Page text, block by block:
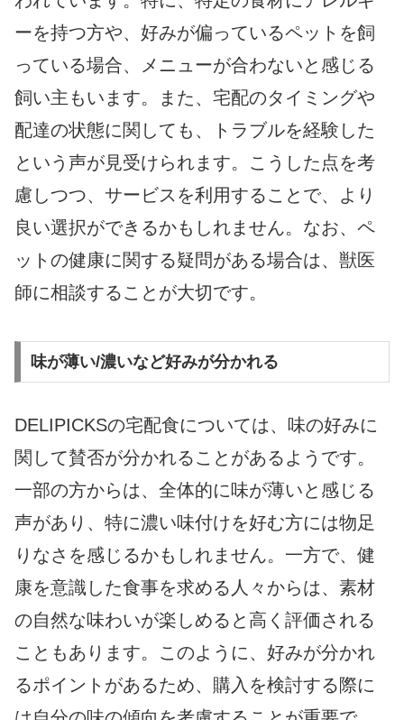
ーを持つ方や、好みが偏っているペットを飼
っている場合、メニューが合わないと感じる
飼い主もいます。また、宅配のタイミングや
配達の状態に関しても、トラブルを経験した
という声が見受けられます。こうした点を考
慮しつつ、サービスを利用することで、より
良い選択ができるかもしれません。なお、ペ
ットの健康に関する疑問がある場合は、獣医
師に相談することが大切です。
味が薄い/濃いなど好みが分かれる
DELIPICKSの宅配食については、味の好みに
関して賛否が分かれることがあるようです。
一部の方からは、全体的に味が薄いと感じる
声があり、特に濃い味付けを好む方には物足
りなさを感じるかもしれません。一方で、健
康を意識した食事を求める人々からは、素材
の自然な味わいが楽しめると高く評価される
こともあります。このように、好みが分かれ
るポイントがあるため、購入を検討する際に